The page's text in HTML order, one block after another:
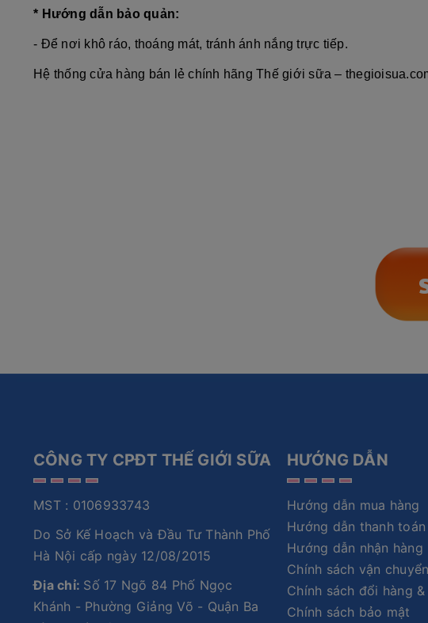
* Hướng dẫn bảo quản:
- Để nơi khô ráo, thoáng mát, tránh ánh nắng trực tiếp.
Hệ thống cửa hàng bán lẻ chính hãng Thế giới sữa –
CÔNG TY CPĐT THẾ GIỚI SỮA
MST : 0106933743
Do Sở Kế Hoạch và Đầu Tư Thành Phố
Hà Nội cấp ngày 12/08/2015
Địa chỉ: Số 17 Ngõ 84 Phố Ngọc
Khánh - Phường Giảng Võ - Quận Ba
HƯỚNG DẪN
Hướng dẫn mua hàng
Hướng dẫn thanh toán
Hướng dẫn nhận hàng
Chính sách vận chuyển
Chính sách đổi hàng
Chính sách bảo mật